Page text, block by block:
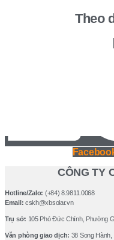
Theo
CÔNG TY
Hotline/Zalo: (+84) 8.9811.0068
Email: cskh@xbsolar.vn
Trụ sở: 105 Phó Ðức Chính, Phường
Văn phòng giao dịch: 38 Song